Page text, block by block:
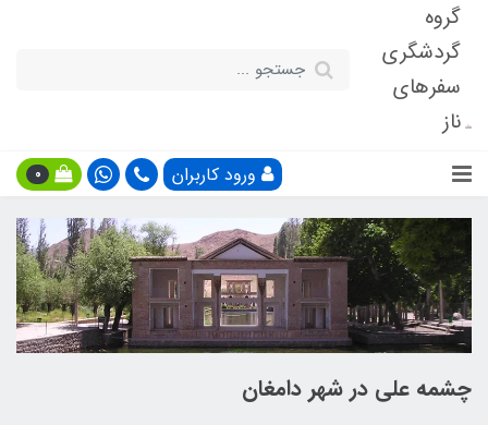
گروه
گردشگری
سفرهای
ناز
ورود کاربران 0
چشمه علی در شهر دامغان